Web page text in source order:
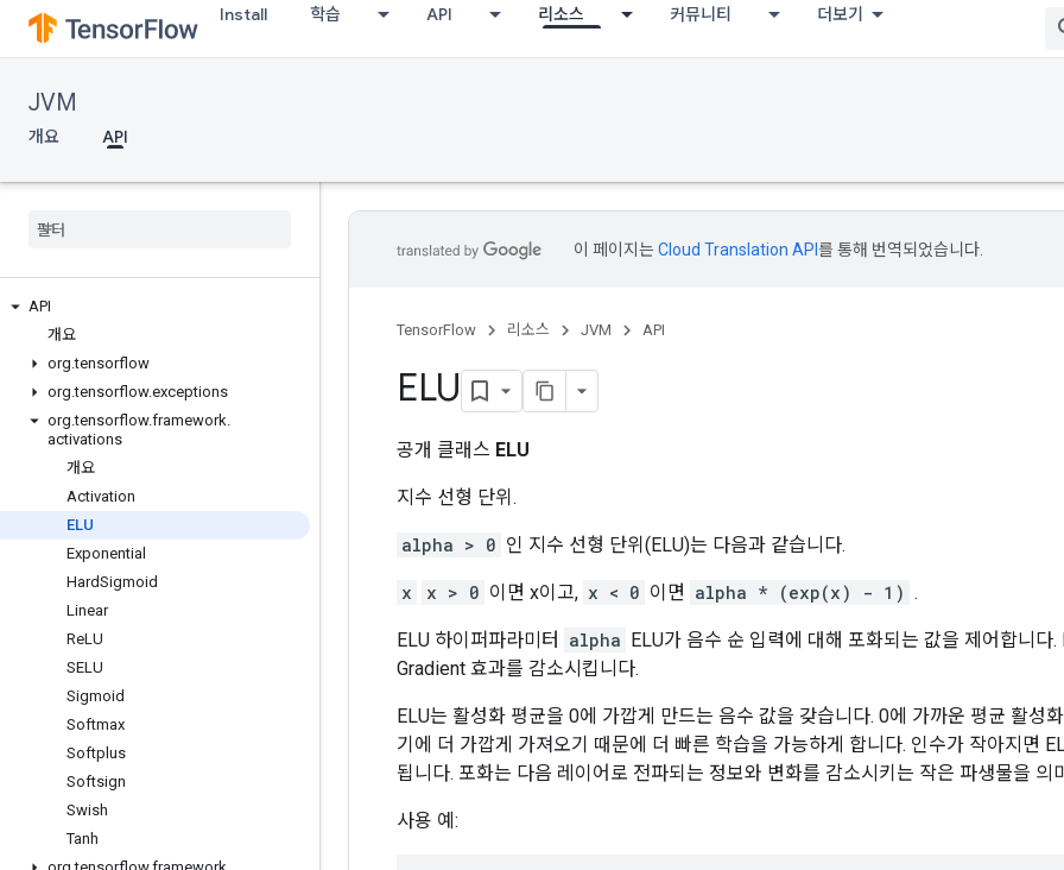
Install 학습 API 리소스 커뮤니티 더보기
JVM
개요 API
API
개요
org.tensorflow
org.tensorflow.exceptions
org.tensorflow.framework.
activations
개요
Activation
ELU
Exponential
HardSigmoid
Linear
ReLU
SELU
Sigmoid
Softmax
Softplus
Softsign
Swish
Tanh
이 페이지는Cloud Translation API 를 통해 번역되었습니다.
TensorFlow 리소스 JVM API
ELU
공개 클래스 ELU
지수 선형 단위.
alpha > 0 인 지수 선형 단위(ELU)는 다음과 같습니다.
x x > 0 이면 x이고, x < 0 이면 alpha * (exp(x) - 1) .
ELU 하이퍼파라미터 alpha ELU가 음수 순 입력에 대해 포화되는 값을 제어합니다
Gradient 효과를 감소시킵니다.
ELU는 활성화 평균을 0에 가깝게 만드는 음수 값을 갖습니다. 0에 가까운 평균 활성
기에 더 가깝게 가져오기 때문에 더 빠른 학습을 가능하게 합니다. 인수가 작아지면
됩니다. 포화는 다음 레이어로 전파되는 정보와 변화를 감소시키는 작은 파생물을 의
사용 예: